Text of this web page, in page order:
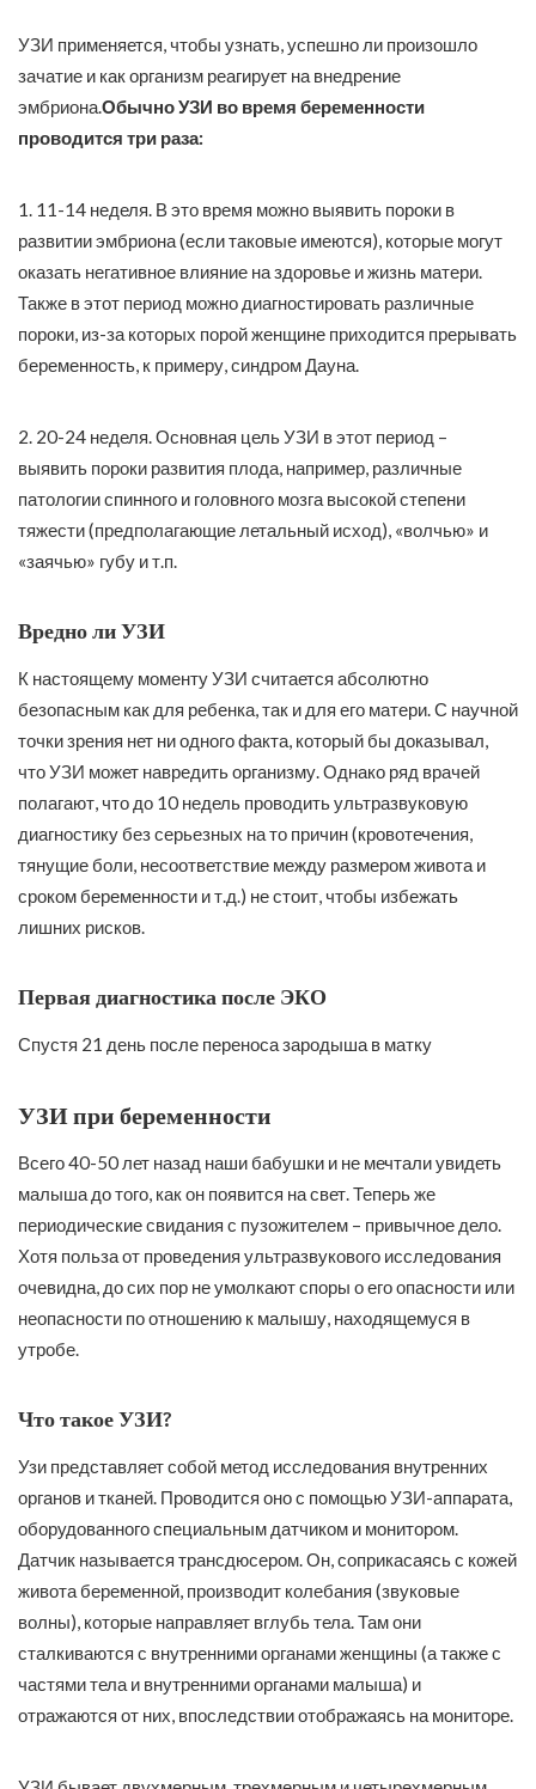
УЗИ применяется, чтобы узнать, успешно ли произошло
зачатие и как организм реагирует на внедрение
эмбриона.Обычно УЗИ во время беременности
проводится три раза:
1. 11-14 неделя. В это время можно выявить пороки в
развитии эмбриона (если таковые имеются), которые могут
оказать негативное влияние на здоровье и жизнь матери.
Также в этот период можно диагностировать различные
пороки, из-за которых порой женщине приходится прерывать
беременность, к примеру, синдром Дауна.
2. 20-24 неделя. Основная цель УЗИ в этот период –
выявить пороки развития плода, например, различные
патологии спинного и головного мозга высокой степени
тяжести (предполагающие летальный исход), «волчью» и
«заячью» губу и т.п.
Вредно ли УЗИ
К настоящему моменту УЗИ считается абсолютно
безопасным как для ребенка, так и для его матери. С научной
точки зрения нет ни одного факта, который бы доказывал,
что УЗИ может навредить организму. Однако ряд врачей
полагают, что до 10 недель проводить ультразвуковую
диагностику без серьезных на то причин (кровотечения,
тянущие боли, несоответствие между размером живота и
сроком беременности и т.д.) не стоит, чтобы избежать
лишних рисков.
Первая диагностика после ЭКО
Спустя 21 день после переноса зародыша в матку
УЗИ при беременности
Всего 40-50 лет назад наши бабушки и не мечтали увидеть
малыша до того, как он появится на свет. Теперь же
периодические свидания с пузожителем – привычное дело.
Хотя польза от проведения ультразвукового исследования
очевидна, до сих пор не умолкают споры о его опасности или
неопасности по отношению к малышу, находящемуся в
утробе.
Что такое УЗИ?
Узи представляет собой метод исследования внутренних
органов и тканей. Проводится оно с помощью УЗИ-аппарата,
оборудованного специальным датчиком и монитором.
Датчик называется трансдюсером. Он, соприкасаясь с кожей
живота беременной, производит колебания (звуковые
волны), которые направляет вглубь тела. Там они
сталкиваются с внутренними органами женщины (а также с
частями тела и внутренними органами малыша) и
отражаются от них, впоследствии отображаясь на мониторе.